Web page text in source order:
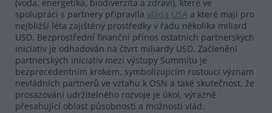
(voda, energetika, biodiverzita a zdraví), které ve
spolupráci s partnery připravila vláda USA a které mají pro
nejbližší léta zajištěny prostředky v řádu několika miliard
USD. Bezprostřední finanční přínos ostatních partnerských
iniciativ je odhadován na čtvrt miliardy USD. Začlenění
partnerských iniciativ mezi výstupy Summitu je
bezprecedentním krokem, symbolizujícím rostoucí význam
nevládních partnerů ve vztahu k OSN a také skutečnost, že
prosazování udržitelného rozvoje je úkol, výrazně
přesahující oblast působnosti a možnosti vlád.